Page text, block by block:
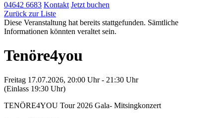
04642 6683 Kontakt Jetzt buchen
Zurück zur Liste
Diese Veranstaltung hat bereits stattgefunden. Sämtliche
Informationen könnten veraltet sein.
Tenöre4you
Freitag 17.07.2026, 20:00 Uhr - 21:30 Uhr
(Einlass 19:30 Uhr)
TENÖRE4YOU Tour 2026 Gala- Mitsingkonzert